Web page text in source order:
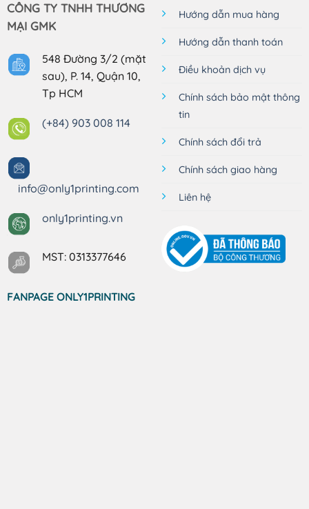
CÔNG TY TNHH THƯƠNG
MẠI GMK
548 Đường 3/2 (mặt
sau), P. 14, Quận 10,
Tp HCM
(+84) 903 008 114
info@only1printing.com
only1printing.vn
MST: 0313377646
Hướng dẫn mua hàng
Hướng dẫn thanh toán
Điều khoản dịch vụ
Chính sách bảo mật thông
tin
Chính sách đổi trả
Chính sách giao hàng
Liên hệ
FANPAGE ONLY1PRINTING